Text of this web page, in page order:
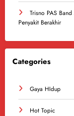
Trisno PAS
Penyakit Berakhir
Categories
Gaya HIdup
Hot Topic